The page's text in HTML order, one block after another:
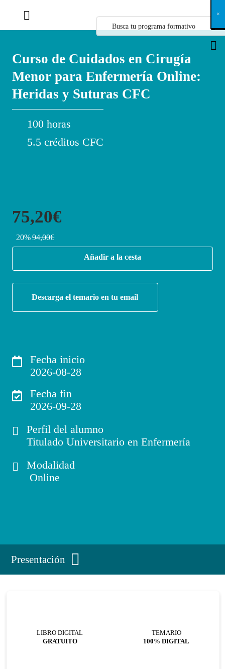
Curso de Cuidados en Cirugía
Menor para Enfermería Online:
Heridas y Suturas CFC
100 horas
5.5 créditos CFC
75,20€
20%94,00€
Añadir a la cesta
Descarga el temario en tu email
Fecha inicio
2026-08-28
Fecha fin
2026-09-28
Perfil del alumno
Titulado Universitario en Enfermería
Modalidad
Online
Presentación
LIBRO DIGITAL
GRATUITO
TEMARIO
100% DIGITAL
X
×
×
×
×
×
×
×
×
×
×
×
×
×
×
×
×
×
×
×
×
×
×
×
×
×
×
×
×
×
×
×
×
×
×
×
×
×
×
×
×
×
×
×
×
×
×
×
×
×
×
×
×
×
×
×
×
×
×
×
×
×
×
×
×
×
×
×
×
×
×
×
×
×
×
×
×
×
×
×
×
×
×
×
×
×
×
×
×
×
×
×
×
×
×
×
×
×
×
×
×
×
×
×
×
×
×
×
×
×
×
×
×
×
×
×
×
×
×
×
×
×
×
×
×
×
×
×
×
×
×
×
×
×
×
×
×
×
×
×
×
×
×
×
×
×
×
×
×
×
×
×
×
×
×
×
×
×
×
×
×
×
×
×
×
×
×
×
×
×
×
×
×
×
×
×
×
×
×
×
×
×
×
×
×
×
×
×
×
×
×
×
×
×
×
×
×
×
×
×
×
×
×
×
×
×
×
×
×
×
×
×
×
×
×
×
×